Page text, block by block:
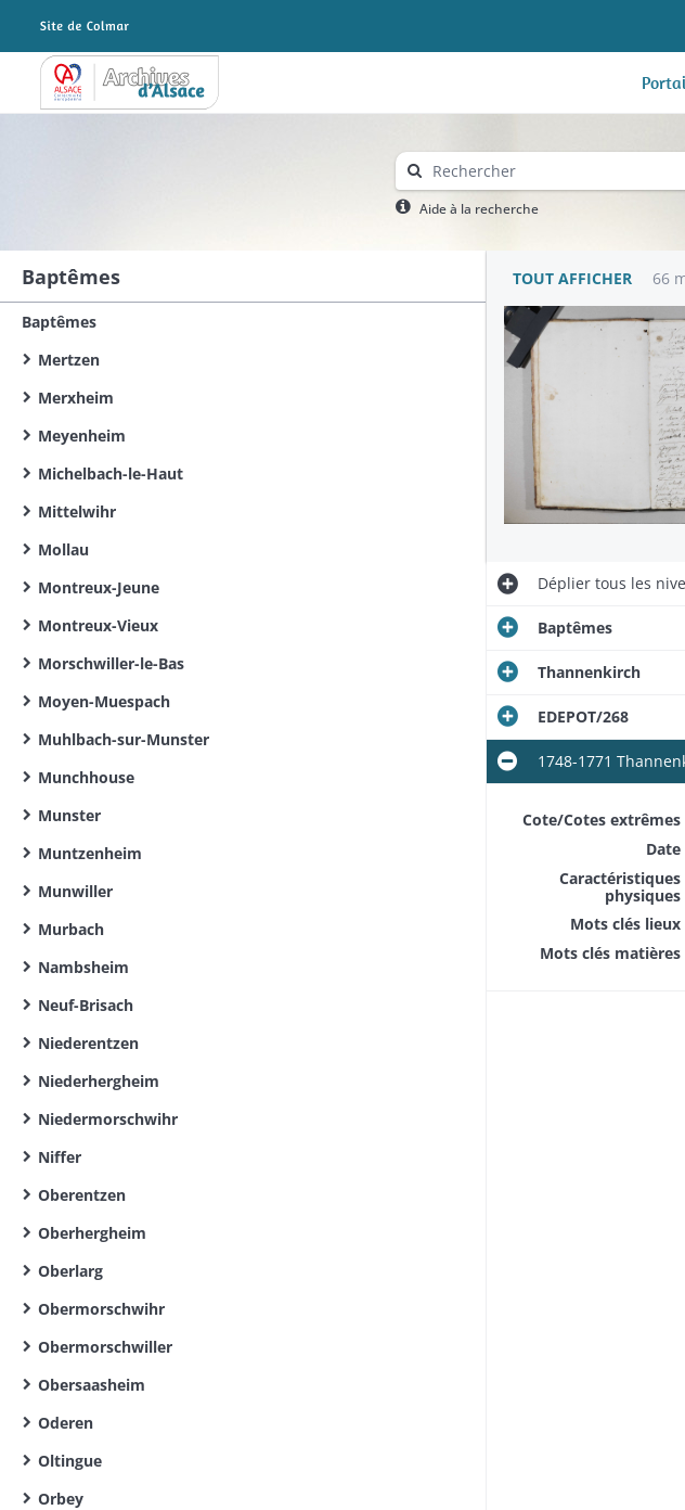
Archives Alsace - Colmar
Aide à la recherche
Baptêmes
Baptêmes
Mertzen
Merxheim
Meyenheim
Michelbach-le-Haut
Mittelwihr
Mollau
Montreux-Jeune
Montreux-Vieux
Morschwiller-le-Bas
Moyen-Muespach
Muhlbach-sur-Munster
Munchhouse
Munster
Muntzenheim
Munwiller
Murbach
Nambsheim
Neuf-Brisach
Niederentzen
Niederhergheim
Niedermorschwihr
Niffer
Oberentzen
Oberhergheim
Oberlarg
Obermorschwihr
Obermorschwiller
Obersaasheim
Oderen
Oltingue
Orbey
TOUT AFFICHER 66
Dépliertous les
Baptêmes
Thannenkirch
EDEPOT/268
1748-1771
Cote/Cotes extrêmes
Date
Caractéristiques
physiques
Mots clés lieux
Mots clés matières